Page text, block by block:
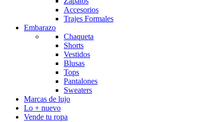
Accesorios
Trajes Formales
Embarazo
Chaqueta
Shorts
Vestidos
Blusas
Tops
Pantalones
Sweaters
Marcas de lujo
Lo + nuevo
Vende tu ropa